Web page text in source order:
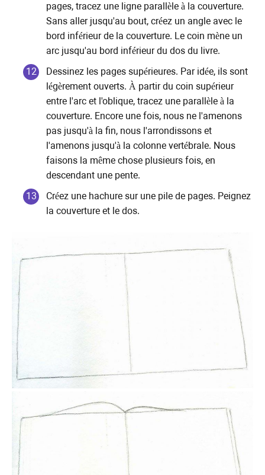
pages, tracez une ligne parallèle à la couverture.
Sans aller jusqu'au bout, créez un angle avec le
bord inférieur de la couverture. Le coin mène un
arc jusqu'au bord inférieur du dos du livre.
Dessinez les pages supérieures. Par idée, ils sont
légèrement ouverts. À partir du coin supérieur
entre l'arc et l'oblique, tracez une parallèle à la
couverture. Encore une fois, nous ne l'amenons
pas jusqu'à la fin, nous l'arrondissons et
l'amenons jusqu'à la colonne vertébrale. Nous
faisons la même chose plusieurs fois, en
descendant une pente.
Créez une hachure sur une pile de pages. Peignez
la couverture et le dos.